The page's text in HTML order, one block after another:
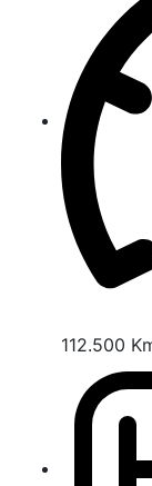
112.500